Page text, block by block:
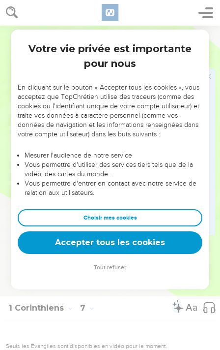
1 Corinthiens 6
Déjà, par la création, cette destination était assignée à
l'homme ; Dieu était son légitime possesseur ; combien plus
après que Dieu l'arachetéde la domination du péché, et
, le sang de Christ ! (
Quels motifs l'apôtre produit ainsi contre le péché ! Quelle
morale ! De ces sublimes hauteurs, il peut jeter un regard
triomphant sur les souillures qu'il a combattues.
"C'est ainsi que se manifeste d'une manière éclatante la
spiritualisme enseigne à mépriser le corps, à faire peu de
cas de ses souillures ; l'Evangile honore le corps comme
l'instrument éternel de l'âme, destiné à être glorifié avec
elle par le SaintEsprit."
- Le texte reçu ajoute aux derniers mots de ce chapitre : "Et
dans votre esprit, qui appartiennent à Dieu." Ces paroles ne
sont pas authentiques.
1 Corinthiens 7
Seuls les Évangiles sont disponibles en vidéo pour le moment.
Votre vie privée est importante
pour nous
En cliquant sur le bouton « Accepter tous les cookies », vous
acceptez que TopChrétien utilise des traceurs (comme des
cookies ou l'identifiant unique de votre compte utilisateur) et
traite vos données à caractère personnel (comme vos
données de navigation et les informations renseignées dans
votre compte utilisateur) dans les buts suivants :
Mesurer l'audience de notre service
Vous permettre d'utiliser des services tiers tels que de la
vidéo, des cartes du monde…
Vous permettre d'entrer en contact avec notre service de
relation aux utilisateurs.
Choisir mes cookies
Accepter tous les cookies
Tout refuser